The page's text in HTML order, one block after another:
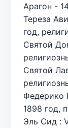
Арагон -
Тереза
год,
Святой
Святой
Федерико
1898 год,
Эль Сид :